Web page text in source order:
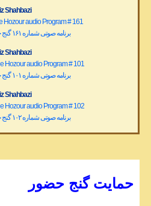
Shahbazi
Hozour audio Program # 161
برنامه صوتی شماره ۱۶۱ گنج حضور
Shahbazi
Hozour audio Program # 101
برنامه صوتی شماره ۱۰۱ گنج حضور
Shahbazi
Hozour audio Program # 102
برنامه صوتی شماره ۱۰۲ گنج حضور
Shahbazi
برنامه صوتی شماره ۱۰۴ گنج حضور
e Hozour audio Program # 105
حمایت گنج حضور